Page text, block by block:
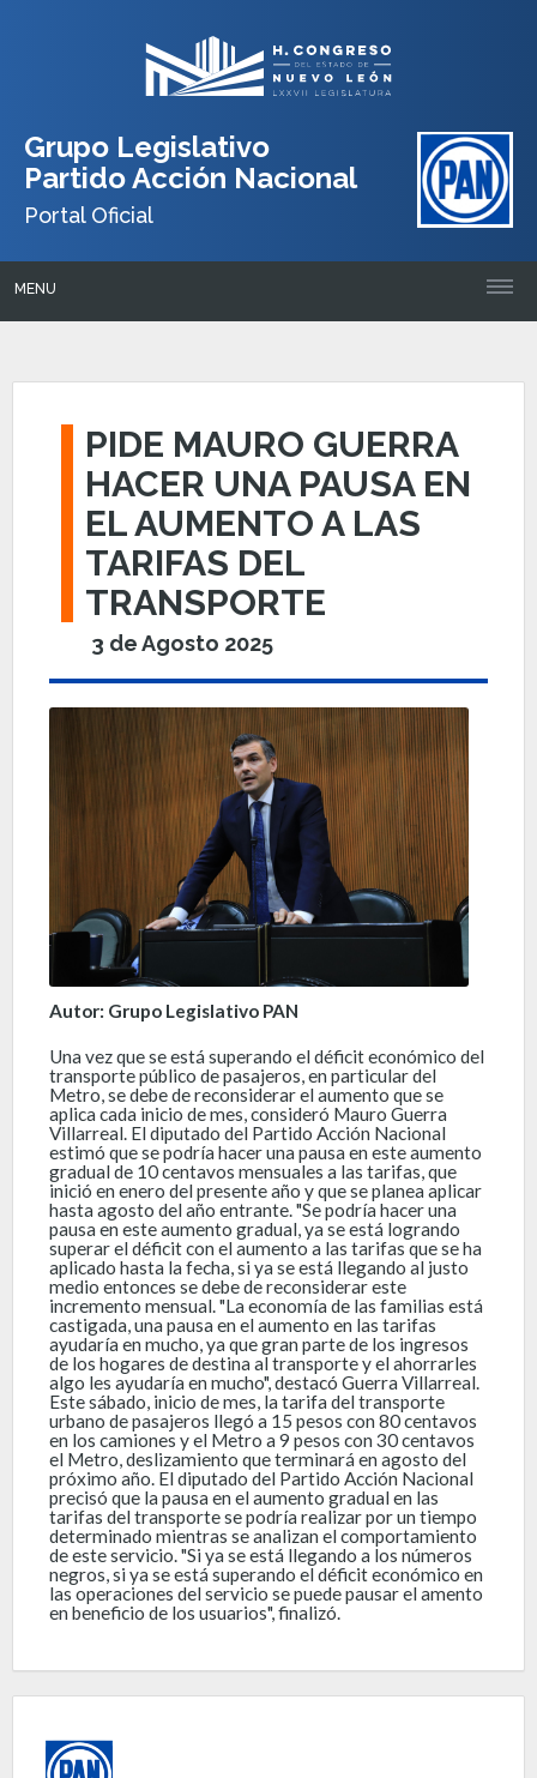
Grupo Legislativo
Partido Acción Nacional
Portal Oficial
MENU
PIDE MAURO GUERRA
HACER UNA PAUSA EN
EL AUMENTO A LAS
TARIFAS DEL
TRANSPORTE
3 de Agosto 2025
Autor: Grupo Legislativo PAN
Una vez que se está superando el déficit económico del
transporte público de pasajeros, en particular del
Metro, se debe de reconsiderar el aumento que se
aplica cada inicio de mes, consideró Mauro Guerra
Villarreal. El diputado del Partido Acción Nacional
estimó que se podría hacer una pausa en este aumento
gradual de 10 centavos mensuales a las tarifas, que
inició en enero del presente año y que se planea aplicar
hasta agosto del año entrante. "Se podría hacer una
pausa en este aumento gradual, ya se está logrando
superar el déficit con el aumento a las tarifas que se ha
aplicado hasta la fecha, si ya se está llegando al justo
medio entonces se debe de reconsiderar este
incremento mensual. "La economía de las familias está
castigada, una pausa en el aumento en las tarifas
ayudaría en mucho, ya que gran parte de los ingresos
de los hogares de destina al transporte y el ahorrarles
algo les ayudaría en mucho", destacó Guerra Villarreal.
Este sábado, inicio de mes, la tarifa del transporte
urbano de pasajeros llegó a 15 pesos con 80 centavos
en los camiones y el Metro a 9 pesos con 30 centavos
el Metro, deslizamiento que terminará en agosto del
próximo año. El diputado del Partido Acción Nacional
precisó que la pausa en el aumento gradual en las
tarifas del transporte se podría realizar por un tiempo
determinado mientras se analizan el comportamiento
de este servicio. "Si ya se está llegando a los números
negros, si ya se está superando el déficit económico en
las operaciones del servicio se puede pausar el amento
en beneficio de los usuarios", finalizó.